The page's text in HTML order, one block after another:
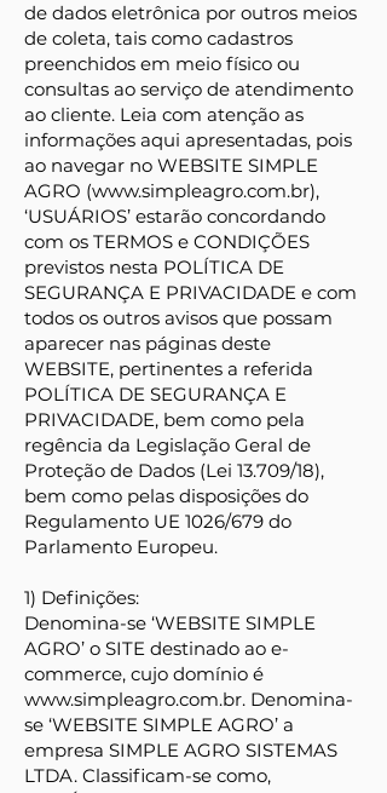
de dados eletrônica por outros meios
de coleta, tais como cadastros
preenchidos em meio físico ou
consultas ao serviço de atendimento
ao cliente. Leia com atenção as
informações aqui apresentadas, pois
ao navegar no WEBSITE SIMPLE
AGRO (www.simpleagro.com.br),
‘USUÁRIOS’ estarão concordando
com os TERMOS e CONDIÇÕES
previstos nesta POLÍTICA DE
SEGURANÇA E PRIVACIDADE e com
todos os outros avisos que possam
aparecer nas páginas deste
WEBSITE, pertinentes a referida
POLÍTICA DE SEGURANÇA E
PRIVACIDADE, bem como pela
regência da Legislação Geral de
Proteção de Dados (Lei 13.709/18),
bem como pelas disposições do
Regulamento UE 1026/679 do
Parlamento Europeu.
1) Definições:
Denomina-se ‘WEBSITE SIMPLE
AGRO’ o SITE destinado ao e-
commerce, cujo domínio é
www.simpleagro.com.br. Denomina-
se ‘WEBSITE SIMPLE AGRO’ a
empresa SIMPLE AGRO SISTEMAS
LTDA. Classificam-se como,